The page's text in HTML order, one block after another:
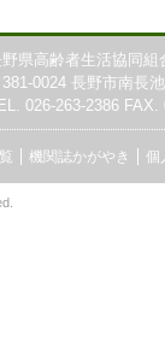
野県高齢者生活協同組
381-0024 長野市南長
026-263-2386 FAX.
機関誌かがやき 個